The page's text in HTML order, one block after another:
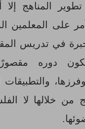
المناهج
على المعلمين
في تدريس
دوره
من خلالها لا